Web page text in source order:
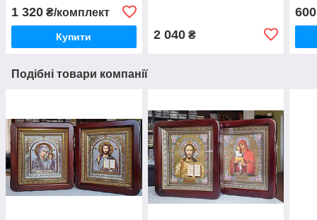
1 320 ₴/комплект
Купити 2 040₴
600
Подібні товари компанії